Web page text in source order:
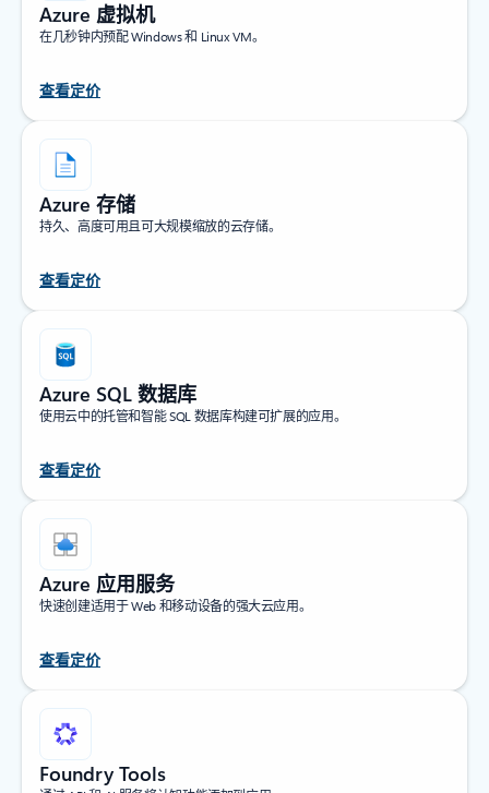
Azure 虚拟机
在几秒钟内预配 Windows 和 Linux VM。
查看定价
Azure 存储
持久、高度可用且可大规模缩放的云存储。
查看定价
Azure SQL 数据库
使用云中的托管和智能 SQL 数据库构建可扩展的应用。
查看定价
Azure 应用服务
快速创建适用于 Web 和移动设备的强大云应用。
查看定价
Foundry Tools